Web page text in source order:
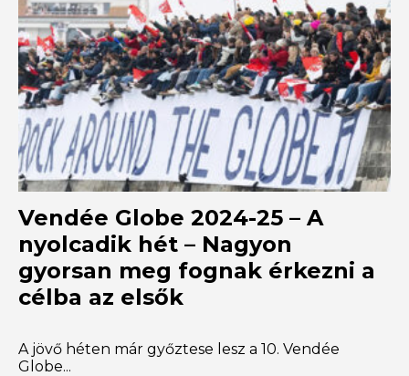
Vendée Globe 2024-25 – A
nyolcadik hét – Nagyon
gyorsan meg fognak érkezni a
célba az elsők
A jövő héten már győztese lesz a 10. Vendée
Globe...